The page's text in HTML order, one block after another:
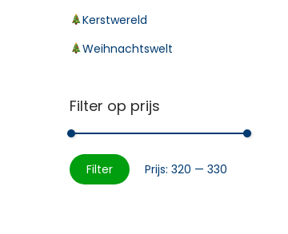
Kerstwereld
Weihnachtswelt
Filter op prijs
Filter Prijs: 320 — 330